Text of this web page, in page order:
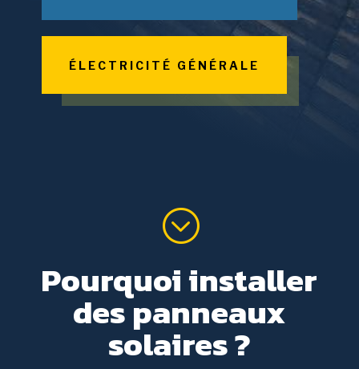
ÉLECTRICITÉ GÉNÉRALE
;
Pourquoi installer
des panneaux
solaires ?